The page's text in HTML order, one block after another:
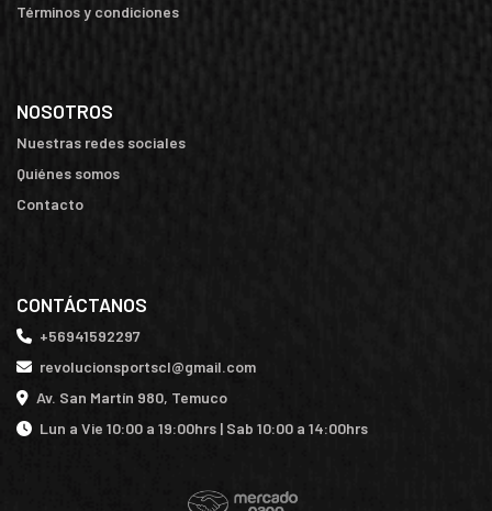
Términos y condiciones
NOSOTROS
Nuestras redes sociales
Quiénes somos
Contacto
CONTÁCTANOS
+56941592297
revolucionsportscl@gmail.com
Av. San Martín 980, Temuco
Lun a Vie 10:00 a 19:00hrs | Sab 10:00 a 14:00hrs